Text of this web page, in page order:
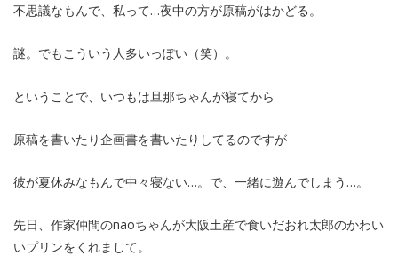
不思議なもんで、私って…夜中の方が原稿がはかどる。
謎。でもこういう人多いっぽい（笑）。
ということで、いつもは旦那ちゃんが寝てから
原稿を書いたり企画書を書いたりしてるのですが
彼が夏休みなもんで中々寝ない…。で、一緒に遊んでしまう…。
先日、作家仲間のnaoちゃんが大阪土産で食いだおれ太郎のかわい
いプリンをくれまして。